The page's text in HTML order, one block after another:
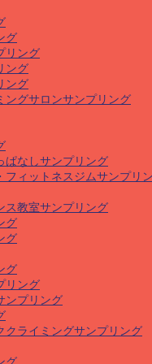
グ
リング
ング
ング
ングサロンサンプリング
ぱなしサンプリング
フィットネスジムサンプリ
ス教室サンプリング
グ
グ
グ
リング
ンプリング
クライミングサンプリング